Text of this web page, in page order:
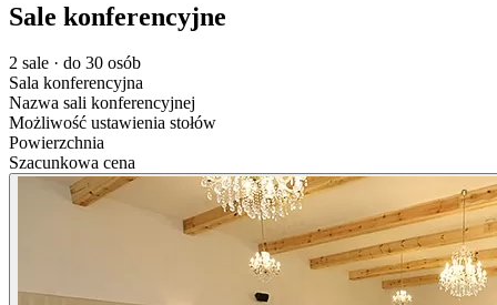
Sale konferencyjne
2 sale · do 30 osób
Sala konferencyjna
Nazwa sali konferencyjnej
Możliwość ustawienia stołów
Powierzchnia
Szacunkowa cena